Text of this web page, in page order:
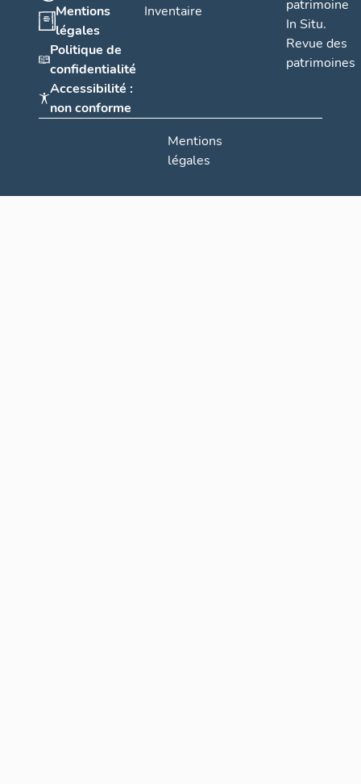
Mentions
légales
Politique de
confidentialité
Accessibilité :
non conforme
Inventaire
patrimoine
In Situ.
Revue des
patrimoines
Mentions
légales